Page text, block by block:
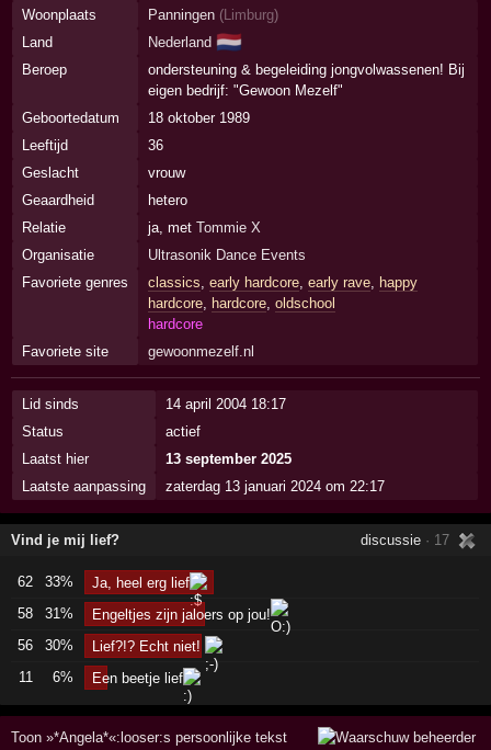
Woonplaats
Panningen (Limburg)
Land
Nederland 🇳🇱
Beroep
ondersteuning & begeleiding jongvolwassenen! Bij
eigen bedrijf: "Gewoon Mezelf"
Geboortedatum
18 oktober 1989
Leeftijd
36
Geslacht
vrouw
Geaardheid
hetero
Relatie
ja, met Tommie X
Organisatie
Ultrasonik Dance Events
Favoriete genres
classics early hardcore, early rave,
happy
hardcore, hardcore, oldschool
hardcore
Favoriete site
gewoonmezelf.nl
Lid sinds
14 april 2004 18:17
Status
actief
Laatst hier
13 september 2025
Laatste aanpassing
zaterdag 13 januari 2024 om 22:17
Vind je mij lief? discussie · 17
62 33%
Ja, heel erg lief
58
31%
Engeltjes zijn jaloers op jou!
56
30%
Lief?!? Echt niet!
11
6% Een beetje lief
Toon »*Angela*«:looser:s persoonlijke tekst